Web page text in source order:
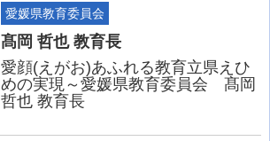
愛媛県教育委員会
髙岡 哲也 教育長
愛顔(えがお)あふれる教育立県えひ
めの実現～愛媛県教育委員会 髙岡
哲也 教育長